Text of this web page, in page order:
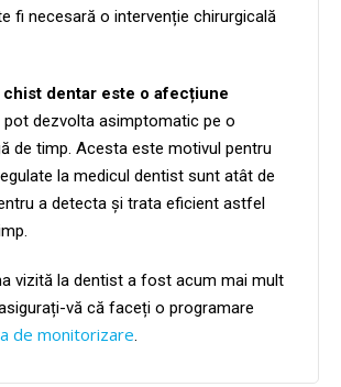
fi necesară o intervenție chirurgicală
dentar este o afecțiune
pot dezvolta asimptomatic pe o
de timp. Acesta este motivul pentru
la medicul dentist sunt atât de
a detecta și trata eficient astfel
vizită la dentist a fost acum mai mult
vă că faceți o programare
de monitorizare